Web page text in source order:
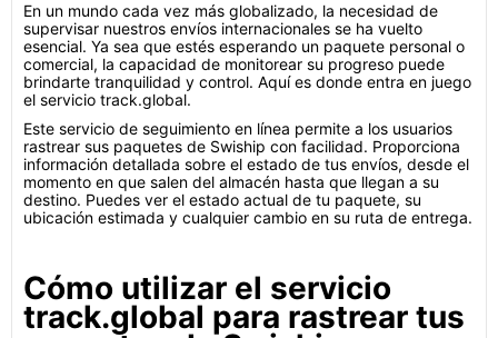
En un mundo cada vez más globalizado, la necesidad de
supervisar nuestros envíos internacionales se ha vuelto
esencial. Ya sea que estés esperando un paquete personal o
comercial, la capacidad de monitorear su progreso puede
brindarte tranquilidad y control. Aquí es donde entra en juego
el servicio track.global.
Este servicio de seguimiento en línea permite a los usuarios
rastrear sus paquetes de Swiship con facilidad. Proporciona
información detallada sobre el estado de tus envíos, desde el
momento en que salen del almacén hasta que llegan a su
destino. Puedes ver el estado actual de tu paquete, su
ubicación estimada y cualquier cambio en su ruta de entrega.
Cómo utilizar el servicio
track.global para rastrear tus